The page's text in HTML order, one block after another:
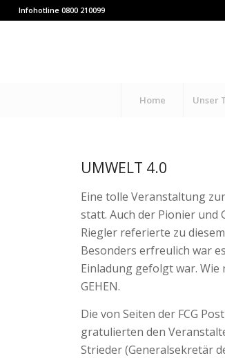
Infohotline 0800 210099
Home Unser
UMWELT 4.0
Eine tolle Veranstaltung
statt. Auch der Pionier und
Riegler referierte zu
Besonders erfreulich war
Einladung gefolgt war. Wie
GEHEN.
Die von Seiten der FCG
gratulierten den
Strieder (Generalsekretär